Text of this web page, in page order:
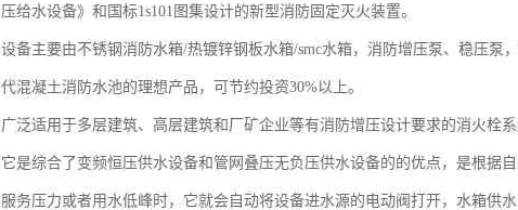
压给水设备》和国标1s101图集设计的新型消防固定灭火装置。
设备主要由不锈钢消防水箱/热镀锌钢板水箱/smc水箱，消防增压泵、稳压泵
代混凝土消防水池的理想产品，可节约投资30%以上。
广泛适用于多层建筑、高层建筑和厂矿企业等有消防增压设计要求的消火栓
它是综合了变频恒压供水设备和管网叠压无负压供水设备的的优点，是根据
服务压力或者用水低峰时，它就会自动将设备进水源的电动阀打开，水箱供